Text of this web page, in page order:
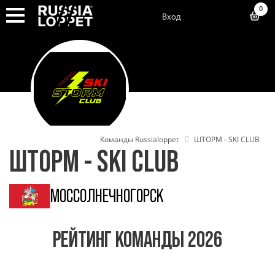
Вход
0
Команды Russialoppet ШТОРМ - SKI CLUB
ШТОРМ - SKI CLUB
МОССОЛНЕЧНОГОРСК
РЕЙТИНГ КОМАНДЫ 2026